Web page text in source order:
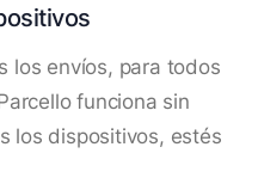
los envíos, para todos
funciona sin
los dispositivos, estés